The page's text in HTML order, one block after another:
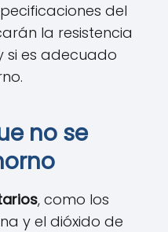
del
la resistencia
si es adecuado
no se
, como los
y el dióxido de